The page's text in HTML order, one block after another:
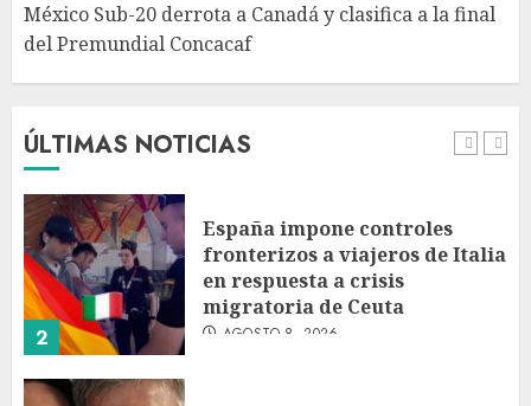
México Sub-20 derrota a Canadá y clasifica a la final
del Premundial Concacaf
ÚLTIMAS NOTICIAS
1
Columna critica la mañanera
réplica
2
España impone controles
fronterizos a viajeros de Italia
en respuesta a crisis
migratoria de Ceuta
AGOSTO 8, 2026